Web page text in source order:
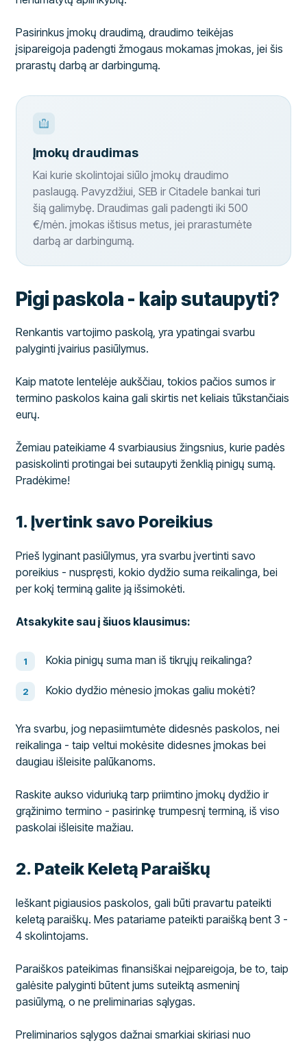
Pasirinkus įmokų draudimą, draudimo teikėjas
įsipareigoja padengti žmogaus mokamas įmokas, jei šis
prarastų darbą ar darbingumą.
Įmokų draudimas
Kai kurie skolintojai siūlo įmokų draudimo
paslaugą. Pavyzdžiui, SEB ir Citadele bankai turi
šią galimybę. Draudimas gali padengti iki 500
€/mėn. įmokas ištisus metus, jei prarastumėte
darbą ar darbingumą.
Pigi paskola - kaip sutaupyti?
Renkantis vartojimo paskolą, yra ypatingai svarbu
palyginti įvairius pasiūlymus.
Kaip matote lentelėje aukščiau, tokios pačios sumos ir
termino paskolos kaina gali skirtis net keliais tūkstančiais
eurų.
Žemiau pateikiame 4 svarbiausius žingsnius, kurie padės
pasiskolinti protingai bei sutaupyti ženklią pinigų sumą.
Pradėkime!
​1. Įvertink savo Poreikius
Prieš lyginant pasiūlymus, yra svarbu įvertinti savo
poreikius - nuspręsti, kokio dydžio suma reikalinga, bei
per kokį terminą galite ją išsimokėti.
Atsakykite sau į šiuos klausimus:
Kokia pinigų suma man iš tikrųjų reikalinga?
Kokio dydžio mėnesio įmokas galiu mokėti?
Yra svarbu, jog nepasiimtumėte didesnės paskolos, nei
reikalinga - taip veltui mokėsite didesnes įmokas bei
daugiau išleisite palūkanoms.
Raskite aukso viduriuką tarp priimtino įmokų dydžio ir
grąžinimo termino - pasirinkę trumpesnį terminą, iš viso
paskolai išleisite mažiau.
​2. Pateik Keletą Paraiškų
Ieškant pigiausios paskolos, gali būti pravartu pateikti
keletą paraiškų. Mes patariame pateikti paraišką bent 3 -
4 skolintojams.
Paraiškos pateikimas finansiškai neįpareigoja, be to, taip
galėsite palyginti būtent jums suteiktą asmeninį
pasiūlymą, o ne preliminarias sąlygas.
Preliminarios sąlygos dažnai smarkiai skiriasi nuo